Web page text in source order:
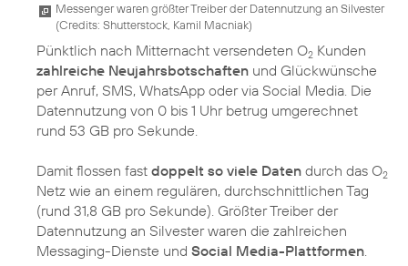
Messenger waren größter Treiber der Datennutzung an Silvester
(Credits: Shutterstock, Kamil Macniak)
Pünktlich nach Mitternacht versendeten O2 Kunden
zahlreiche Neujahrsbotschaften und Glückwünsche
per Anruf, SMS, WhatsApp oder via Social Media. Die
Datennutzung von 0 bis 1 Uhr betrug umgerechnet
rund 53 GB pro Sekunde.
Damit flossen fast doppelt so viele Daten durch das O2
Netz wie an einem regulären, durchschnittlichen Tag
(rund 31,8 GB pro Sekunde). Größter Treiber der
Datennutzung an Silvester waren die zahlreichen
Messaging-Dienste und Social Media-Plattformen.